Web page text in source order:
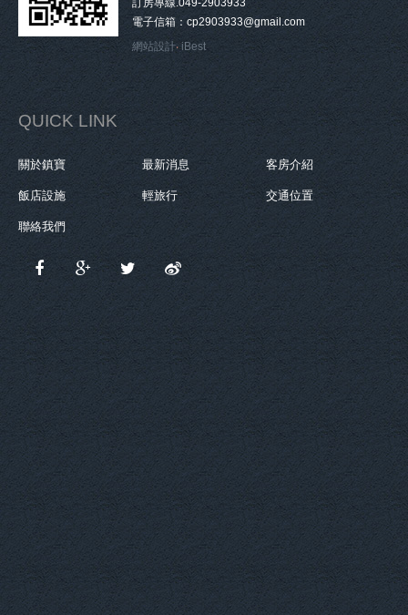
訂房專線.049-2903933
電子信箱：cp2903933@gmail.com
網站設計‧ iBest
QUICK LINK
關於鎮寶 最新消息 客房介紹
飯店設施 輕旅行 交通位置
聯絡我們